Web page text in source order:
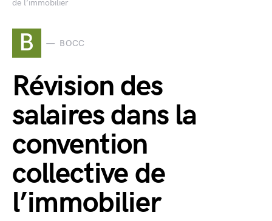
de l’immobilier
B BOCC
Révision des
salaires dans la
convention
collective de
l’immobilier